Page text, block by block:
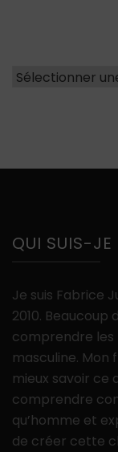
Catégories
QUI SUIS-JE
Je suis Fabrice
2010.
comprendre les
masculine.
mieux savoir ce
comprendre
qu’homme et
de créer cette